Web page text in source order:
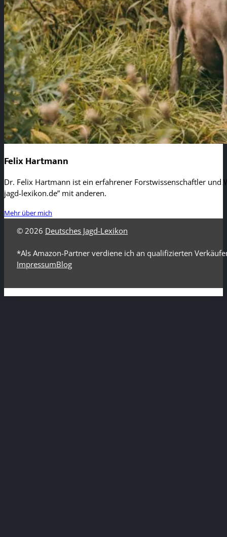
Felix Hartmann
Dr. Felix Hartmann ist ein erfahrener Forstwissenschaftler und
jagd-lexikon.de” mit anderen.
Mehr über mich
© 2026 Deutsches Jagd-Lexikon
*Als Amazon-Partner verdiene ich an qualifizierten
ImpressumBlog